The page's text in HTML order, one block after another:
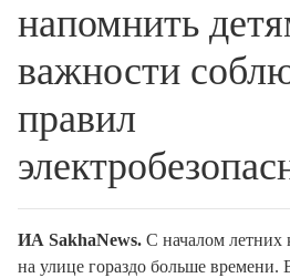
напомнить
важности
правил
ИА SakhaNews. С началом летних
на улице гораздо больше времени.